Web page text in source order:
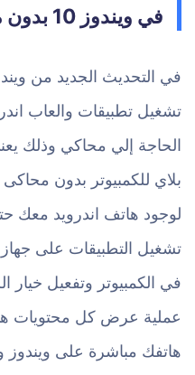
في ويندوز 10 بدون محاكي
تشغيل تطبيقات والعاب
الحاجة إلي محاكي وذلك
بلاي للكمبيوتر بدون محاكى
لوجود هاتف اندرويد معك
تشغيل التطبيقات على
في الكمبيوتر وتفعيل خيار
عملية عرض كل محتويات
هاتفك مباشرة على ويندوز